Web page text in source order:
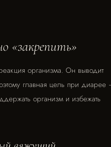
«закрепить»
организма. Он выводит
главная цель при диарее
организм и избежать